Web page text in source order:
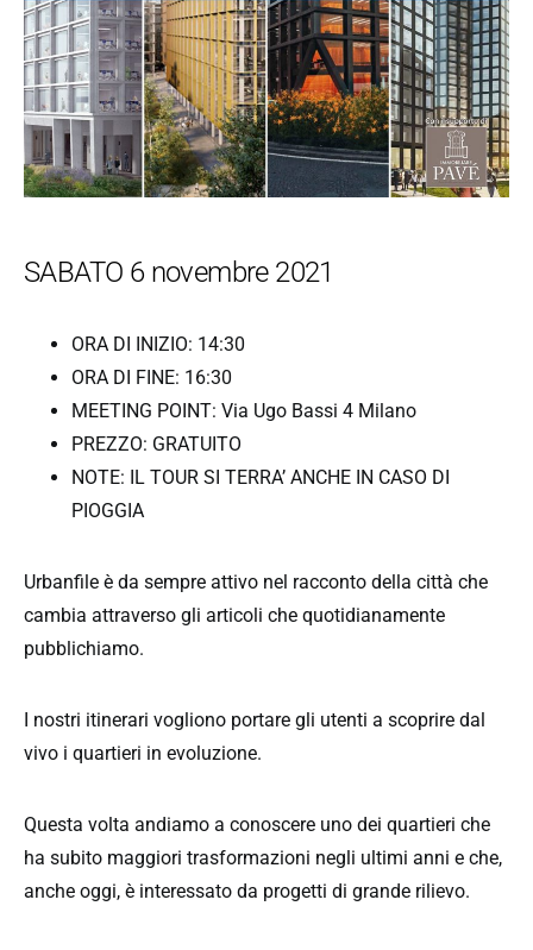
SABATO 6 novembre 2021
ORA DI INIZIO: 14:30
ORA DI FINE: 16:30
MEETING POINT: Via Ugo Bassi 4 Milano
PREZZO: GRATUITO
NOTE: IL TOUR SI TERRA’ ANCHE IN CASO DI
PIOGGIA
Urbanfile è da sempre attivo nel racconto della città che
cambia attraverso gli articoli che quotidianamente
pubblichiamo.
I nostri itinerari vogliono portare gli utenti a scoprire dal
vivo i quartieri in evoluzione.
Questa volta andiamo a conoscere uno dei quartieri che
ha subito maggiori trasformazioni negli ultimi anni e che,
anche oggi, è interessato da progetti di grande rilievo.